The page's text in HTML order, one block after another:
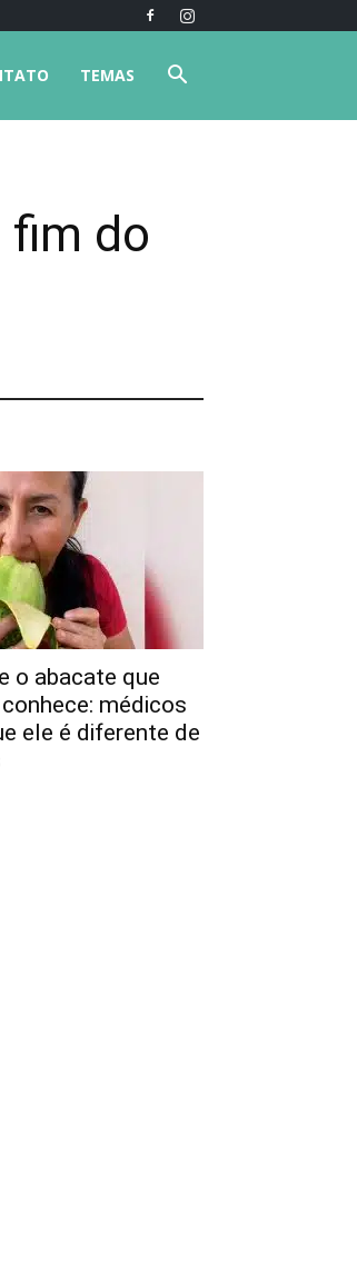
TEMAS
fim do
o abacate que
médicos
ele é diferente de